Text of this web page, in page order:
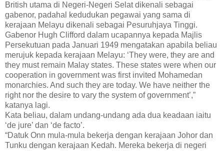
British utama di Negeri-Negeri Selat dikenali sebagai
gabenor, padahal kedudukan pegawai yang sama di
kerajaan Melayu dikenali sebagai Pesuruhjaya Tinggi.
Gabenor Hugh Clifford dalam ucapannya kepada Majlis
Persekutuan pada Januari 1949 mengatakan apabila beliau
merujuk kepada kerajaan Melayu: ‘They were, they are and
they must remain Malay states. These states were when our
cooperation in government was first invited Mohamedan
monarchies. And such they are today. We have neither the
right nor the desire to vary the system of government’,”
katanya lagi.
Kata beliau, dalam undang-undang ada dua keadaan iaitu
‘de jure’ dan ‘de facto’.
“Datuk Onn mula-mula bekerja dengan kerajaan Johor dan
Tunku dengan kerajaan Kedah. Mereka bekerja di negeri